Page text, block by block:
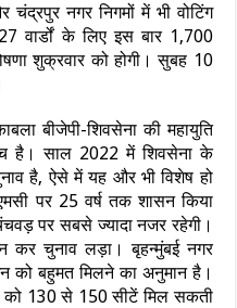
चंद्रपुर नगर निगमों में भी वोटिंग
वार्डों के लिए इस बार 1,700
शुक्रवार को होगी। सुबह 10
बीजेपी-शिवसेना की महायुति
है। साल 2022 में शिवसेना के
है, ऐसे में यह और भी विशेष हो
पर 25 वर्ष तक शासन किया
पर सबसे ज्यादा नजर रहेगी।
कर चुनाव लड़ा। बृहन्मुंबई नगर
को बहुमत मिलने का अनुमान है।
को 130 से 150 सीटें मिल सकती